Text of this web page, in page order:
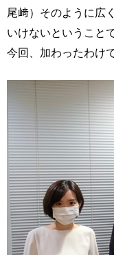
尾﨑）そのように広
いけないということ
今回、加わったわけで